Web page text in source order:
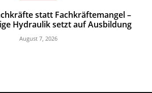
statt Fachkräftemangel –
Hydraulik setzt auf Ausbildung
August 7, 2026